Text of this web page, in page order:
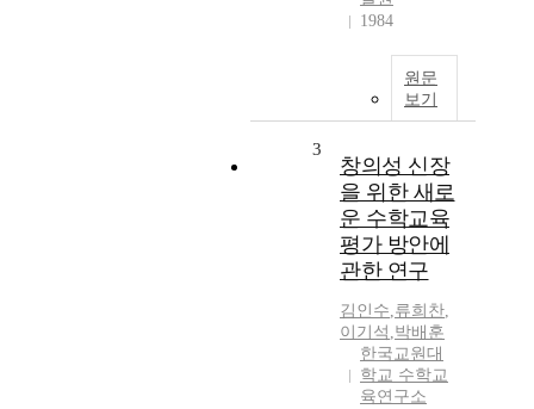
1984
원문
보기
3
창의성 신장
을 위한 새로
운 수학교육
평가 방안에
관한 연구
김인수,류희찬,
이기석 ,박배훈
한국교원대
학교 수학교
육연구소